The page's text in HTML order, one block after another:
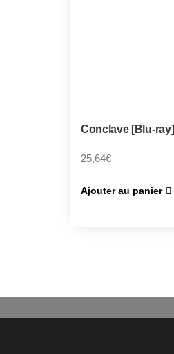
Conclave [Blu-ray]
25,64€
Ajouter au panier